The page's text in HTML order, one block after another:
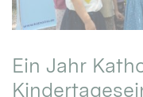
Ein Jahr